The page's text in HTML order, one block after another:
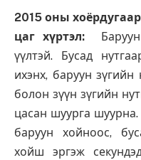
2015 оны
цаг хүртэл:
үүлтэй. Бусад
ихэнх, баруун зүгийн
болон зүүн зүгийн
цасан шуурга шуурна.
баруун хойноос,
хойш эргэж